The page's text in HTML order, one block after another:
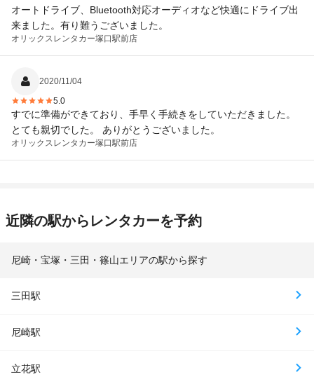
オートドライブ、Bluetooth対応オーディオなど快適にドライブ出
来ました。有り難うございました。
オリックスレンタカー塚口駅前店
2020/11/04
5.0
すでに準備ができており、手早く手続きをしていただきました。
とても親切でした。 ありがとうございました。
オリックスレンタカー塚口駅前店
近隣の駅からレンタカーを予約
尼崎・宝塚・三田・篠山エリアの駅から探す
三田駅
尼崎駅
立花駅